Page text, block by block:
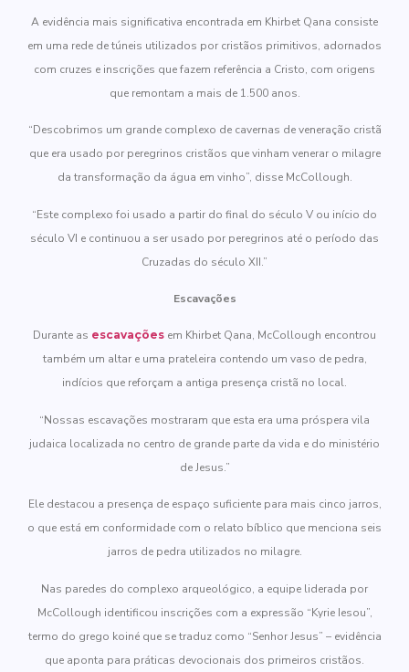
A evidência mais significativa encontrada em Khirbet Qana consiste
em uma rede de túneis utilizados por cristãos primitivos, adornados
com cruzes e inscrições que fazem referência a Cristo, com origens
que remontam a mais de 1.500 anos.
“Descobrimos um grande complexo de cavernas de veneração cristã
que era usado por peregrinos cristãos que vinham venerar o milagre
da transformação da água em vinho”, disse McCollough.
“Este complexo foi usado a partir do final do século V ou início do
século VI e continuou a ser usado por peregrinos até o período das
Cruzadas do século XII.”
Escavações
Durante as escavações em Khirbet Qana, McCollough encontrou
também um altar e uma prateleira contendo um vaso de pedra,
indícios que reforçam a antiga presença cristã no local.
“Nossas escavações mostraram que esta era uma próspera vila
judaica localizada no centro de grande parte da vida e do ministério
de Jesus.”
Ele destacou a presença de espaço suficiente para mais cinco jarros,
o que está em conformidade com o relato bíblico que menciona seis
jarros de pedra utilizados no milagre.
Nas paredes do complexo arqueológico, a equipe liderada por
McCollough identificou inscrições com a expressão “Kyrie Iesou”,
termo do grego koiné que se traduz como “Senhor Jesus” – evidência
que aponta para práticas devocionais dos primeiros cristãos.